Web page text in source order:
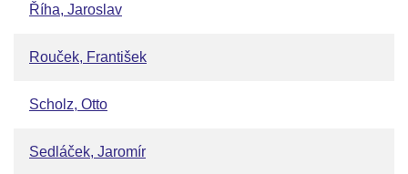
Říha, Jaroslav
Rouček, František
Scholz, Otto
Sedláček, Jaromír